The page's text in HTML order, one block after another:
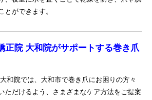
とができます。
正院 大和院がサポートする巻き爪
和院では、大和市で巻き爪にお困りの方々
ただけるよう、さまざまなケア方法をご提案